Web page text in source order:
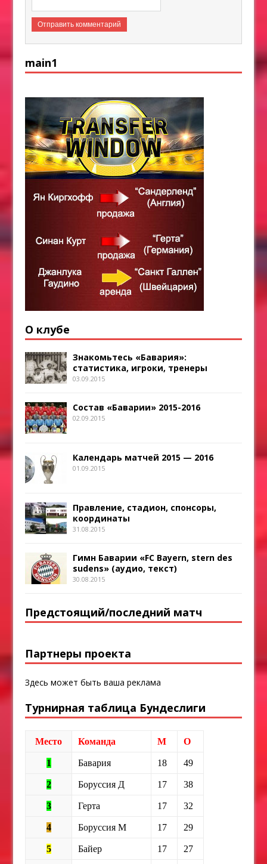
main1
О клубе
Знакомьтесь «Бавария»:
статистика, игроки, тренеры
03.09.2015
Состав «Баварии» 2015-2016
02.09.2015
Календарь матчей 2015 — 2016
01.09.2015
Правление, стадион, спонсоры,
координаты
31.08.2015
Гимн Баварии «FC Bayern, stern des
sudens» (аудио, текст)
30.08.2015
Предстоящий/последний матч
Партнеры проекта
Здесь может быть ваша реклама
Турнирная таблица Бундеслиги
Место Команда М О
1 Бавария 18 49
2 Боруссия Д 17 38
3 Герта 17 32
4 Боруссия М 17 29
5 Байер 17 27